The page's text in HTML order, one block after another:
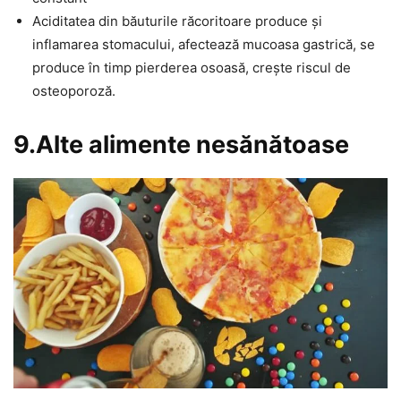
Aciditatea din băuturile răcoritoare produce și
inflamarea stomacului, afectează mucoasa gastrică, se
produce în timp pierderea osoasă, crește riscul de
osteoporoză.
9.Alte alimente nesănătoase